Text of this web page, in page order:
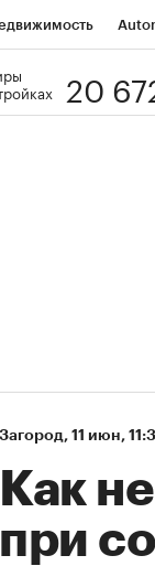
Тренды 20
Загород⁠, 11 июн,
Как
при